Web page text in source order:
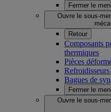
Fermer le
Ouvre le sous-
Retour
Composants
thermiques
Pièces
Bagues de
Fermer le
Ouvre le sous-